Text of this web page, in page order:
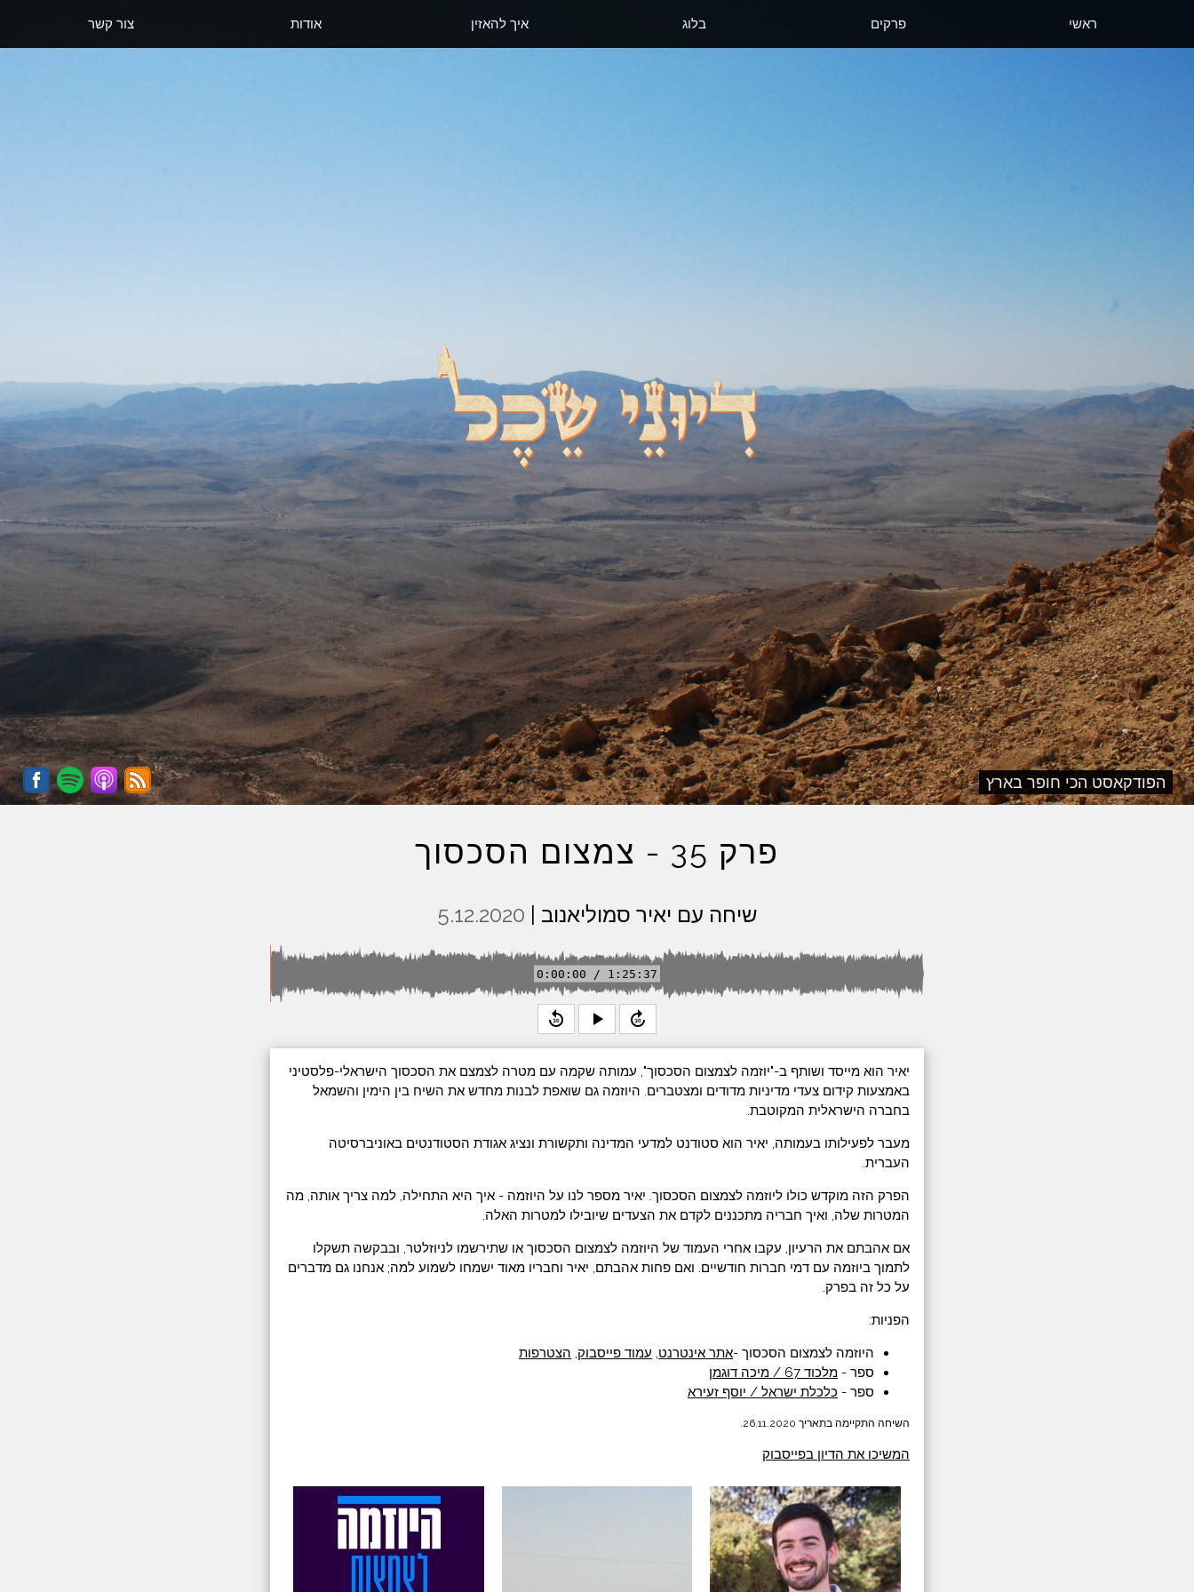
ראשי פרקים בלוג איך להאזין אודות צור קשר
דיוני שכל
הפודקאסט הכי חופר בארץ
פרק 35 - צמצום הסכסוך
שיחה עם יאיר סמוליאנוב | 5.12.2020
0:00:00 / 1:25:37
replay_30 play_arrow forward_30
יאיר הוא מייסד ושותף ב-"יוזמה לצמצום הסכסוך", עמותה שקמה עם מטרה לצמצם את הסכסוך הישראלי-פלסטיני
באמצעות קידום צעדי מדיניות מדודים ומצטברים. היוזמה גם שואפת לבנות מחדש את השיח בין הימין והשמאל
בחברה הישראלית המקוטבת.
מעבר לפעילותו בעמותה, יאיר הוא סטודנט למדעי המדינה ותקשורת ונציג אגודת הסטודנטים באוניברסיטה
העברית.
הפרק הזה מוקדש כולו ליוזמה לצמצום הסכסוך. יאיר מספר לנו על היוזמה - איך היא התחילה, למה צריך אותה, מה
המטרות שלה, ואיך חבריה מתכננים לקדם את הצעדים שיובילו למטרות האלה.
אם אהבתם את הרעיון, עקבו אחרי העמוד של היוזמה לצמצום הסכסוך או שתירשמו לניוזלטר, ובבקשה תשקלו
לתמוך ביוזמה עם דמי חברות חודשיים. ואם פחות אהבתם, יאיר וחבריו מאוד ישמחו לשמוע למה; אנחנו גם מדברים
על כל זה בפרק.
הפניות:
היוזמה לצמצום הסכסוך -אתר אינטרנט, עמוד פייסבוק, הצטרפות
ספר - מלכוד 67 / מיכה דוגמן
ספר - כלכלת ישראל / יוסף זעירא
השיחה התקיימה בתאריך 26.11.2020.
המשיכו את הדיון בפייסבוק